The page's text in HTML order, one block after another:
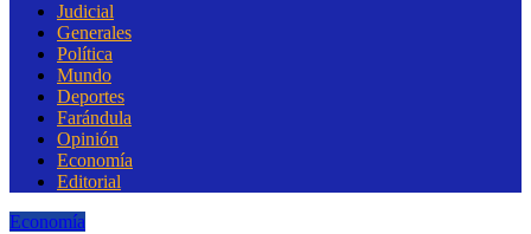
Judicial
Generales
Política
Mundo
Deportes
Farándula
Opinión
Economía
Editorial
Economía